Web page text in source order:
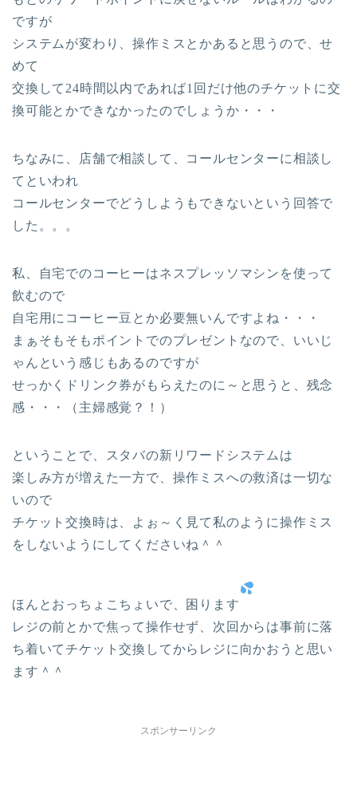
ですが
システムが変わり、操作ミスとかあると思うので、せ
めて
交換して24時間以内であれば1回だけ他のチケットに交
換可能とかできなかったのでしょうか・・・
ちなみに、店舗で相談して、コールセンターに相談し
てといわれ
コールセンターでどうしようもできないという回答で
した。。。
私、自宅でのコーヒーはネスプレッソマシンを使って
飲むので
自宅用にコーヒー豆とか必要無いんですよね・・・
まぁそもそもポイントでのプレゼントなので、いいじ
ゃんという感じもあるのですが
せっかくドリンク券がもらえたのに～と思うと、残念
感・・・（主婦感覚？！）
ということで、スタバの新リワードシステムは
楽しみ方が増えた一方で、操作ミスへの救済は一切な
いので
チケット交換時は、よぉ～く見て私のように操作ミス
をしないようにしてくださいね＾＾
ほんとおっちょこちょいで、困ります
レジの前とかで焦って操作せず、次回からは事前に落
ち着いてチケット交換してからレジに向かおうと思い
ます＾＾
スポンサーリンク